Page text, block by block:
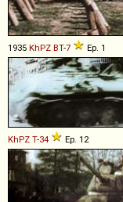
1935 KhPZ BT-7 Ep. 1
KhPZ T-34 Ep. 12